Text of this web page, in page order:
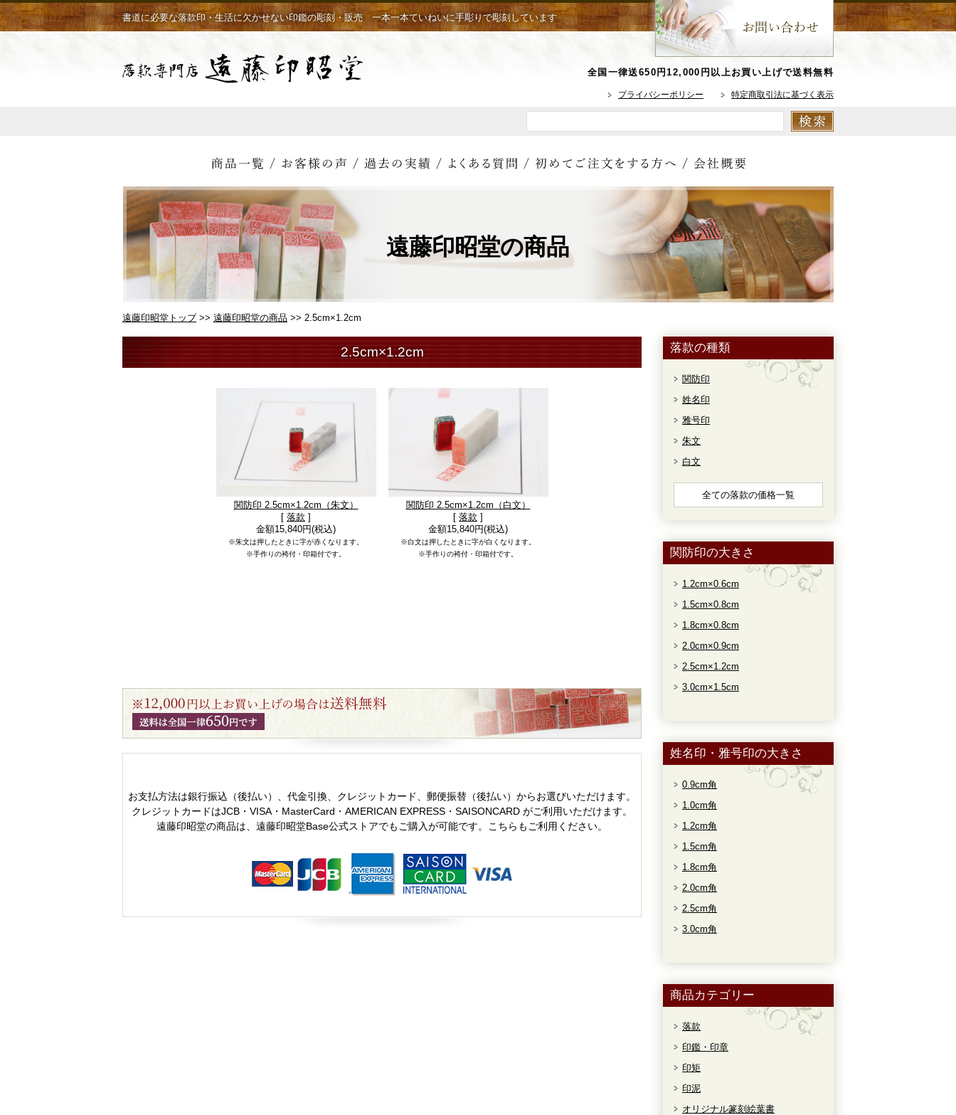
書道に必要な落款印・生活に欠かせない印鑑の彫刻・販売 一本一本ていねいに手彫りで彫刻しています
全国一律送650円12,000円以上お買い上げで送料無料
プライバシーポリシー 特定商取引法に基づく表示
遠藤印昭堂の商品
遠藤印昭堂トップ>> 遠藤印昭堂の商品 >> 2.5cm×1.2cm
2.5cm×1.2cm
関防印 2.5cm×1.2cm（朱文）
落款
金額15,840円(税込)
※朱文は押したときに字が赤くなります。
※手作りの袴付・印箱付です。
関防印 2.5cm×1.2cm（白文）
落款
金額15,840円(税込)
※白文は押したときに字が白くなります。
※手作りの袴付・印箱付です。
お支払方法は銀行振込（後払い）、代金引換、クレジットカード、郵便振替（後払い）からお選びいただけます。
クレジットカードはJCB・VISA・MasterCard・AMERICAN EXPRESS・SAISONCARD がご利用いただけます。
遠藤印昭堂の商品は、遠藤印昭堂Base公式ストアでもご購入が可能です。こちらもご利用ください。
落款の種類
関防印
姓名印
雅号印
朱文
白文
全ての落款の価格一覧
関防印の大きさ
1.2cm×0.6cm
1.5cm×0.8cm
1.8cm×0.8cm
2.0cm×0.9cm
2.5cm×1.2cm
3.0cm×1.5cm
姓名印・雅号印の大きさ
0.9cm角
1.0cm角
1.2cm角
1.5cm角
1.8cm角
2.0cm角
2.5cm角
3.0cm角
商品カテゴリー
落款
印鑑・印章
印矩
印泥
オリジナル篆刻絵葉書